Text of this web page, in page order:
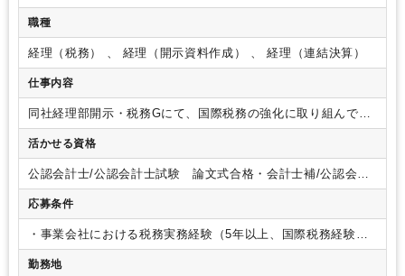
職種
経理（税務） 、 経理（開示資料作成） 、 経理（連結決算）
仕事内容
同社経理部開示・税務Gにて、国際税務の強化に取り組んでい
ただきます。具体的には・PE申告、BEPS対応、APA対応・
社内税務事案の対応
応 ・税務メンバーの教育、指導
・その他、国内外税務申告業
務 など 将来に渡り、グループの税務スペシャリストとして
グローバルに活躍いただくことを期待しております。
活かせる資格
公認会計士/公認会計士試験 論文式合格・会計士補/公認会計
士試験 短答式合格/税理士/税理士 シングルマスター/税理
士 ダブルマスター/USCPA
応募条件
・事業会社における税務実務経験（5年以上、国際税務経験含
む）・TOEIC700以上 もしくは同程度のビジネス英語の使用
経験（歓迎要件）
勤務地